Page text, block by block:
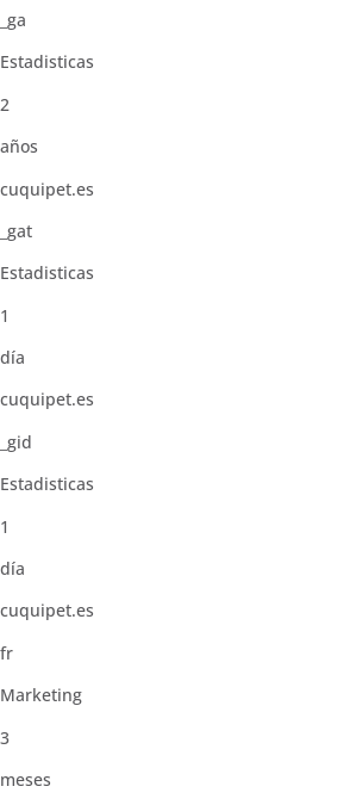
_ga
Estadisticas
2
años
cuquipet.es
_gat
Estadisticas
1
día
cuquipet.es
_gid
Estadisticas
1
día
cuquipet.es
fr
Marketing
3
meses